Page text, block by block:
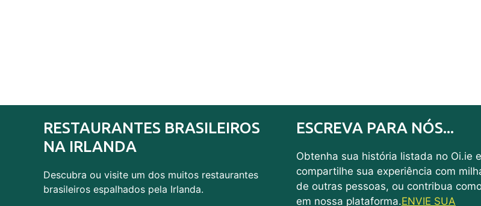
RESTAURANTES BRASILEIROS
NA IRLANDA
Descubra ou visite um dos muitos restaurantes
brasileiros espalhados pela Irlanda.
ESCREVA PARA NÓS...
Obtenha sua história listada no Oi.ie e
compartilhe sua experiência com
de outras pessoas, ou contribua
em nossa plataforma.ENVIE SUA